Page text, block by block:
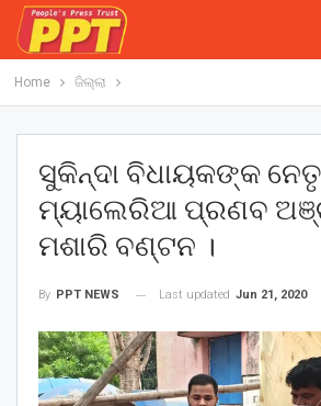
Home ଜିଲ୍ଲା
ସୁକିନ୍ଦା ବିଧାୟକଙ୍କ
ମ୍ୟାଲେରିଆ ପ୍ରଣବ
ମଶାରି ବଣ୍ଟନ ।
By PPT NEWS Last updated Jun 21, 2020